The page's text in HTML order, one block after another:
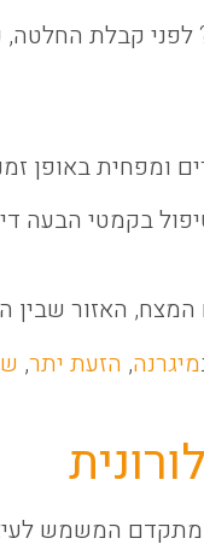
קבלת החלטה,
ומפחית באופן
בקמטי הבעה
האזור שבין
מיגרנה, הזעת יתר,
מתקדם המשמש